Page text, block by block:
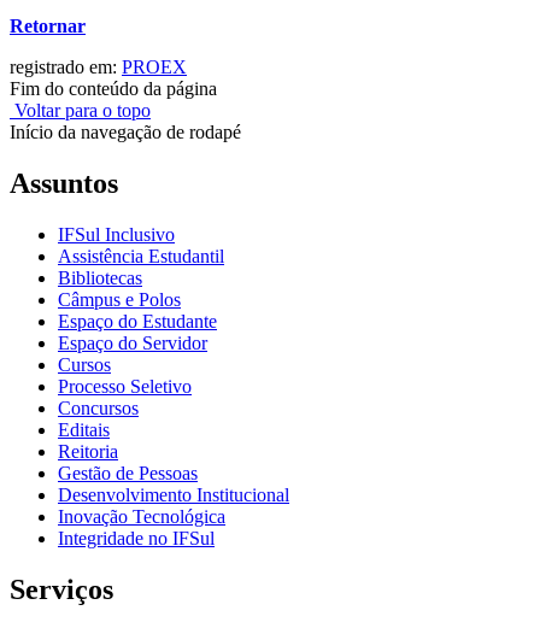
Retornar
registrado em: PROEX
Fim do conteúdo da página
Voltar para o topo
Início da navegação de rodapé
Assuntos
IFSul Inclusivo
Assistência Estudantil
Bibliotecas
Câmpus e Polos
Espaço do Estudante
Espaço do Servidor
Cursos
Processo Seletivo
Concursos
Editais
Reitoria
Gestão de Pessoas
Desenvolvimento Institucional
Inovação Tecnológica
Integridade no IFSul
Serviços